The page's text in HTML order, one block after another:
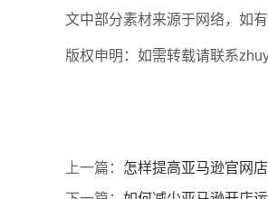
文中部分素材来源于网络，如
版权申明：如需转载请联系
上一篇： 怎样提高亚马逊官网